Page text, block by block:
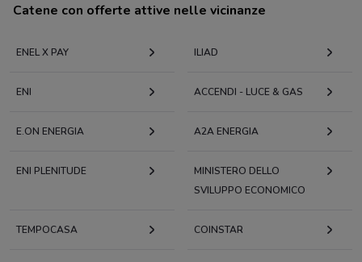
Catene con offerte attive nelle vicinanze
ENEL X PAY ILIAD
ENI ACCENDI - LUCE & GAS
E.ON ENERGIA A2A ENERGIA
ENI PLENITUDE
MINISTERO DELLO
SVILUPPO ECONOMICO
TEMPOCASA COINSTAR